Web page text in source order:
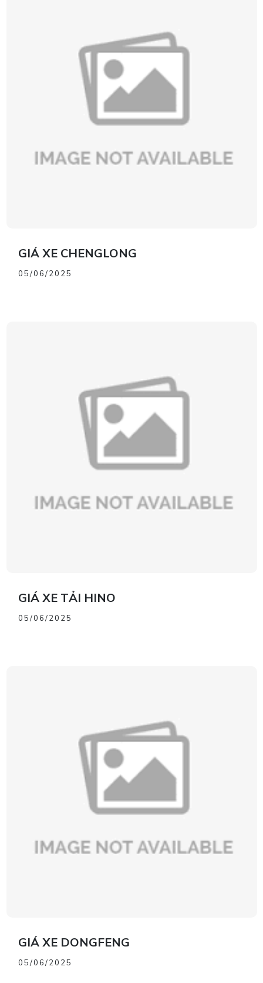
GIÁ XE CHENGLONG
05/06/2025
GIÁ XE TẢI HINO
05/06/2025
GIÁ XE DONGFENG
05/06/2025